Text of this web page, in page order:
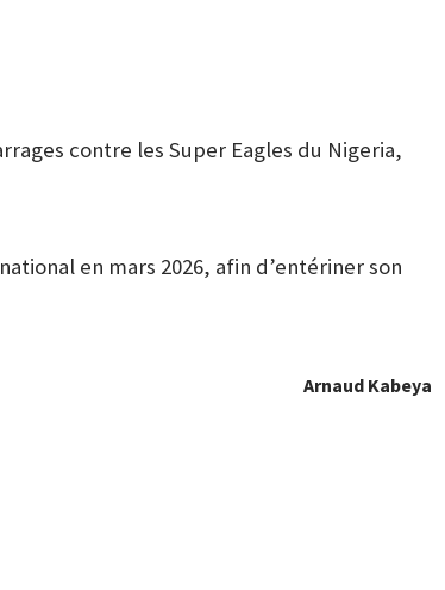
contre les Super Eagles du Nigeria,
en mars 2026, afin d’entériner son
Arnaud Kabeya